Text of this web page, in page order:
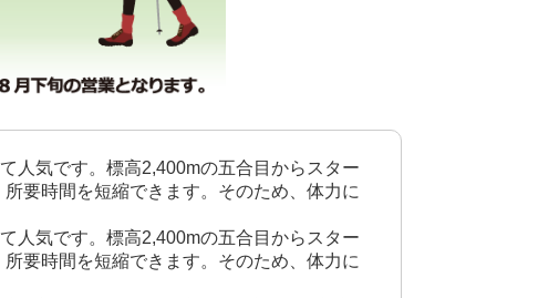
人気です。標高2,400mの五合目からスター
要時間を短縮できます。そのため、体力に
人気です。標高2,400mの五合目からスター
要時間を短縮できます。そのため、体力に